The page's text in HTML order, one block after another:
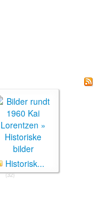
Historisk...
(32)